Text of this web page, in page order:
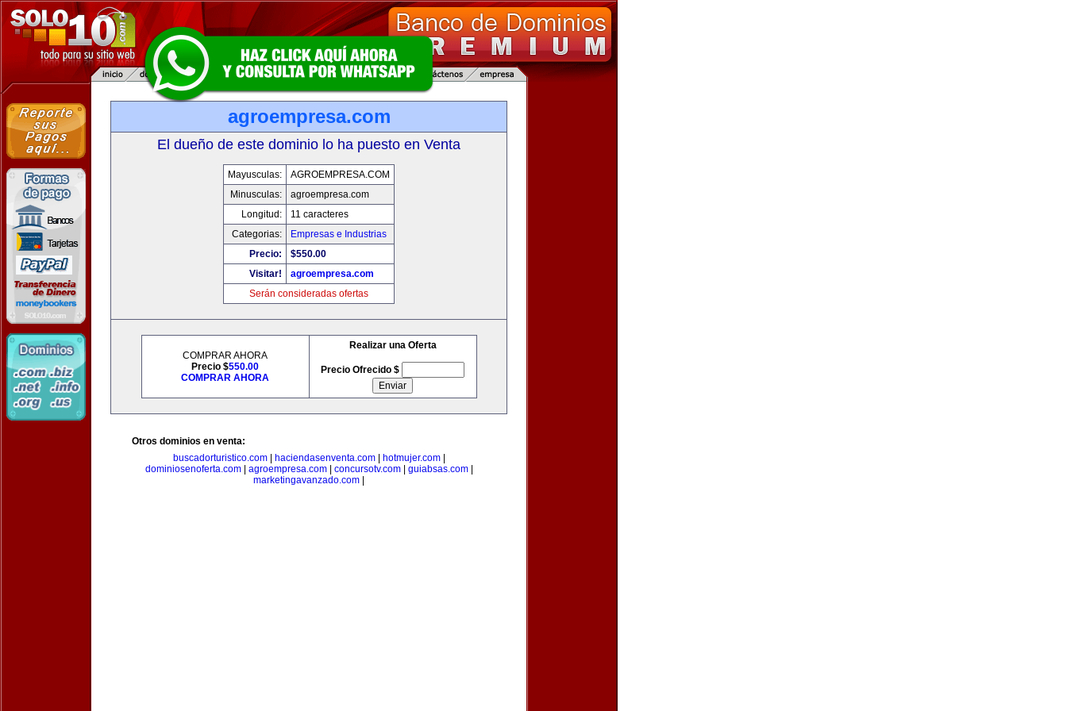
agroempresa.com
El dueño de este dominio lo ha puesto en Venta
Mayusculas:
AGROEMPRESA.COM
Minusculas:
agroempresa.com
Longitud:
11 caracteres
Categorias:
Empresas e Industrias
Precio:
$550.00
Visitar!
agroempresa.com
Serán consideradas ofertas
COMPRAR AHORA
Precio $550.00
COMPRAR AHORA
Realizar una Oferta
Precio Ofrecido $
Otros dominios en venta:
buscadorturistico.com| haciendasenventa.com| hotmujer.com|
dominiosenoferta.com| agroempresa.com| concursotv.com| guiabsas.com|
marketingavanzado.com